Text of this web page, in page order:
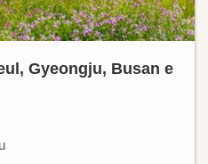
Gyeongju, Busan e